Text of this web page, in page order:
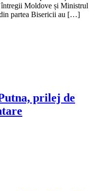
Moldove și Ministrul
partea Bisericii au […]
prilej de